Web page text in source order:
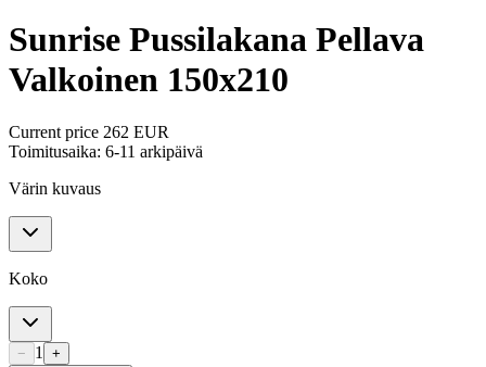
Sunrise Pussilakana Pellava
Valkoinen 150x210
Current price 262 EUR
Toimitusaika: 6-11 arkipäivä
Värin kuvaus
Koko
− 1 +